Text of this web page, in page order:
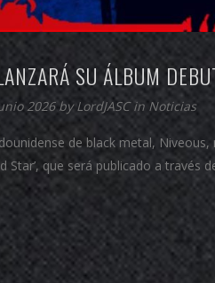
SU ÁLBUM
2026 byLordJASCin Noticias
de black metal,
Star’, que será publicado a